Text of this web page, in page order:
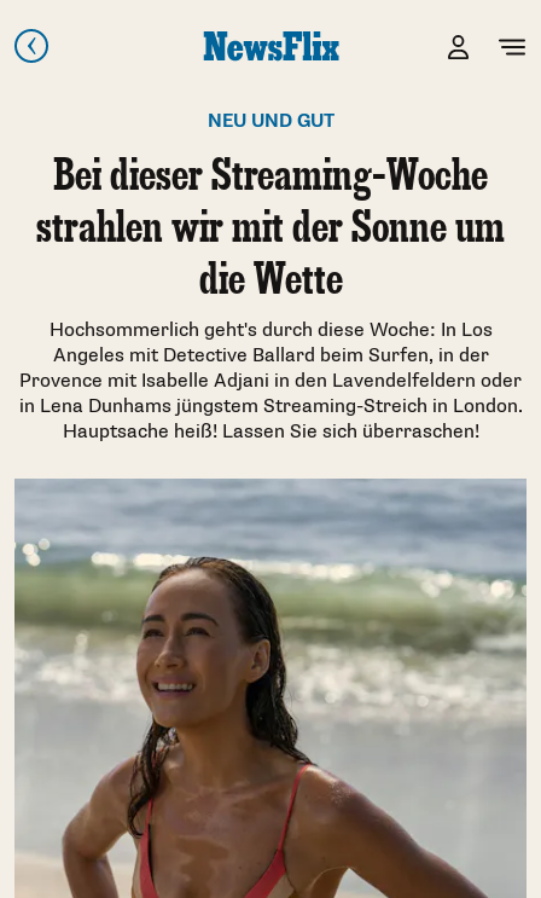
NEU UND GUT
Bei dieser Streaming-Woche
strahlen wir mit der Sonne um
die Wette
Hochsommerlich geht's durch diese Woche: In Los
Angeles mit Detective Ballard beim Surfen, in der
Provence mit Isabelle Adjani in den Lavendelfeldern oder
in Lena Dunhams jüngstem Streaming-Streich in London.
Hauptsache heiß! Lassen Sie sich überraschen!